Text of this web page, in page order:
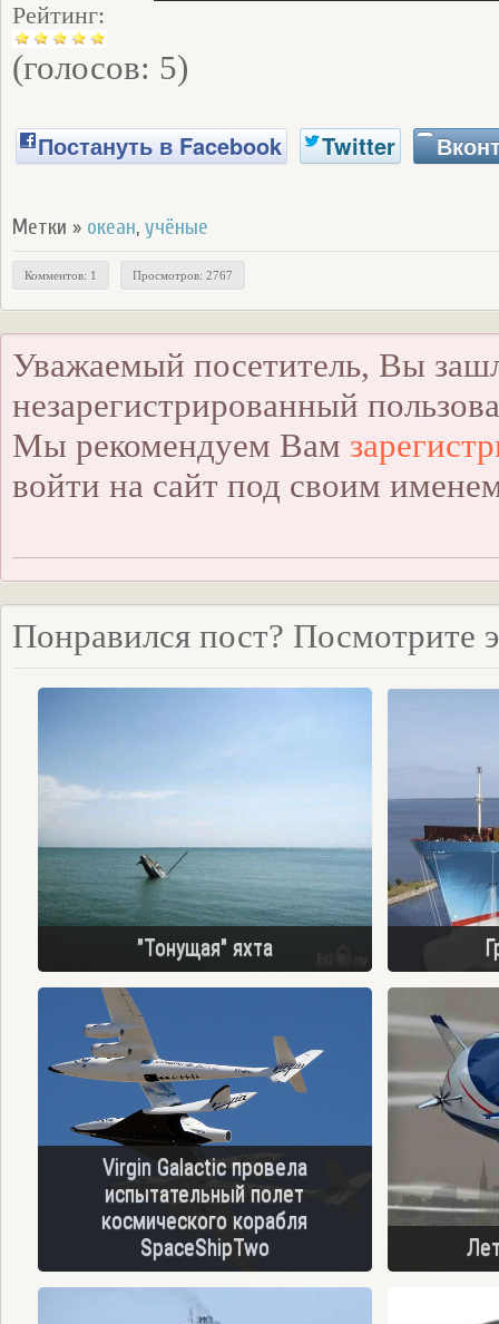
Рейтинг:
(голосов: 5)
Постануть в Facebook Twitter
Метки » океан, учёные
Комментов: 1 Просмотров: 2767
Уважаемый посетитель, Вы
незарегистрированный
Мы рекомендуем Вам
войти на сайт под своим
Понравился пост? Посмотрите
"Тонущая" яхта
Virgin Galactic провела
испытательный полет
космического корабля
SpaceShipTwo